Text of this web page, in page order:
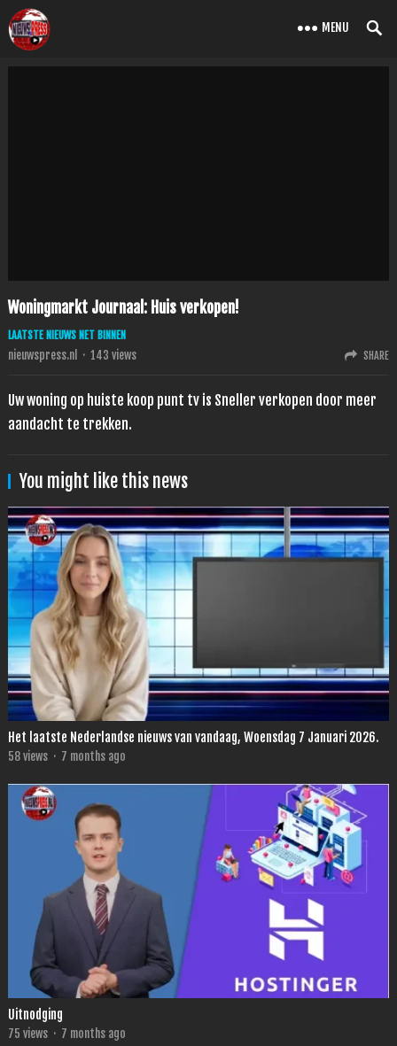
MENU
Woningmarkt Journaal: Huis verkopen!
LAATSTE NIEUWS NET BINNEN
nieuwspress.nl · 143 views SHARE
Uw woning op huiste koop punt tv is Sneller verkopen door meer
aandacht te trekken.
You might like this news
Het laatste Nederlandse nieuws van vandaag, Woensdag 7 Januari 2026.
58views · 7 months ago
Uitnodging
75 views · 7 months ago